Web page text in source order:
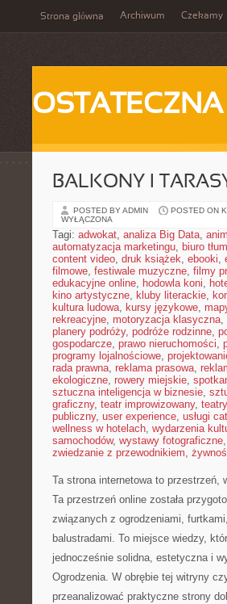
Strona główna Archiwum Czekamy
OSTATECZNA
BALKONY I
POSTED BY ADMIN POSTED ON
WYŁĄCZONA
Tagi: adwokat, analiza Big Data,
automatyzacja marketingu, biuro
content video, druk książek, ebooki,
filmowe, festiwale muzyczne, filmy
edukacyjne online, hodowla koni,
kino artystyczne, kluby literackie,
kultura ludowa, kursy językowe,
rekreacyjne, motoryzacja klasyczna,
planery podróży, podróże rodzinne,
gospodarcze, prawo nieruchomości,
programy lojalnościowe,
rada prawna, reklama prasowa,
ekologiczne, rowery miejskie,
sztuczna inteligencja w biznesie,
graficzny, teatr improwizowany,
publiczny, user experience, usługi
wellness w hotelach, wydarzenia
samochodów, wystawy fotograficzne,
zwiedzanie z przewodnikiem,
Ta strona internetowa to przestrzeń,
Ta przestrzeń online została
związanych z ogrodzeniami,
balustradami. To miejsce wiedzy,
jednocześnie solidna, estetyczna i
Ogrodzenia. W obrębie tej witryny
przeanalizować praktyczne strony